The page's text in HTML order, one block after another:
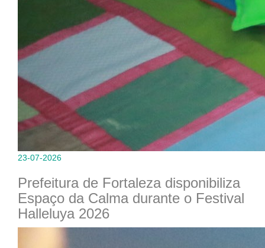
23-07-2026
Prefeitura de Fortaleza disponibiliza
Espaço da Calma durante o Festival
Halleluya 2026